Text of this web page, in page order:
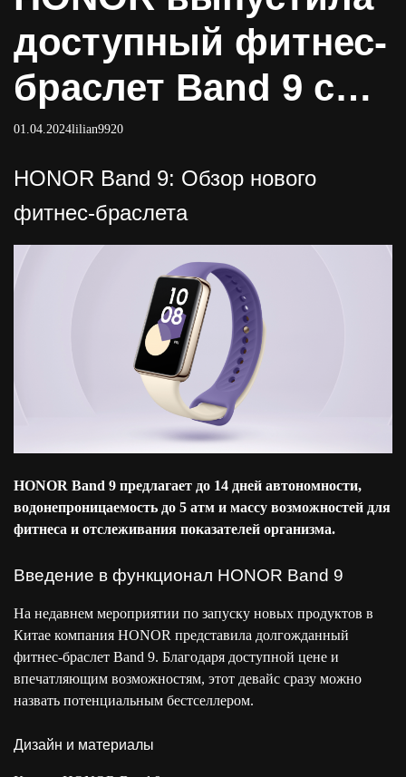
доступный фитнес-
браслет Band 9 с
NFC и AMOLED-
дисплеем Новости
01.04.2024lilian9920
HONOR Band 9: Обзор нового
фитнес-браслета
HONOR Band 9 предлагает до 14 дней автономности,
водонепроницаемость до 5 атм и массу возможностей для
фитнеса и отслеживания показателей организма.
Введение в функционал HONOR Band 9
На недавнем мероприятии по запуску новых продуктов в
Китае компания HONOR представила долгожданный
фитнес-браслет Band 9. Благодаря доступной цене и
впечатляющим возможностям, этот девайс сразу можно
назвать потенциальным бестселлером.
Дизайн и материалы